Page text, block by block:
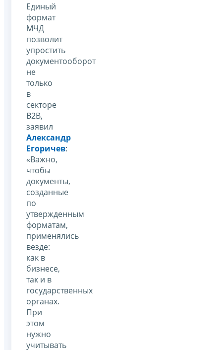
Единый
формат
МЧД
позволит
упростить
документооборот
не
только
в
секторе
B2B,
заявил
Александр
Егоричев:
«Важно,
чтобы
документы,
созданные
по
утвержденным
форматам,
применялись
везде:
как в
бизнесе,
так и в
государственных
органах.
При
этом
нужно
учитывать